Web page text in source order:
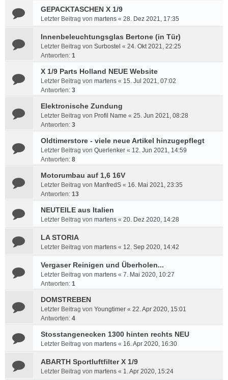
GEPACKTASCHEN X 1/9
Letzter Beitrag von martens « 28. Dez 2021, 17:35
Innenbeleuchtungsglas Bertone (in Tür)
Letzter Beitrag von Surbostel « 24. Okt 2021, 22:25
Antworten: 1
X 1/9 Parts Holland NEUE Website
Letzter Beitrag von martens « 15. Jul 2021, 07:02
Antworten: 3
Elektronische Zundung
Letzter Beitrag von Profil Name « 25. Jun 2021, 08:28
Antworten: 3
Oldtimerstore - viele neue Artikel hinzugepflegt
Letzter Beitrag von Querlenker « 12. Jun 2021, 14:59
Antworten: 8
Motorumbau auf 1,6 16V
Letzter Beitrag von ManfredS « 16. Mai 2021, 23:35
Antworten: 13
NEUTEILE aus Italien
Letzter Beitrag von martens « 20. Dez 2020, 14:28
LA STORIA
Letzter Beitrag von martens « 12. Sep 2020, 14:42
Vergaser Reinigen und Überholen...
Letzter Beitrag von martens « 7. Mai 2020, 10:27
Antworten: 1
DOMSTREBEN
Letzter Beitrag von Youngtimer « 22. Apr 2020, 15:01
Antworten: 4
Stosstangenecken 1300 hinten rechts NEU
Letzter Beitrag von martens « 16. Apr 2020, 16:30
ABARTH Sportluftfilter X 1/9
Letzter Beitrag von martens « 1. Apr 2020, 15:24